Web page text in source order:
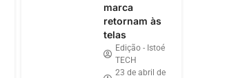
marca
retornam às
telas
Edição - Istoé
TECH
23 de abril de